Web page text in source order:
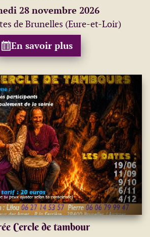
28 novembre 2026
de Brunelles (Eure-et-Loir)
En savoir plus
Cercle de tambour